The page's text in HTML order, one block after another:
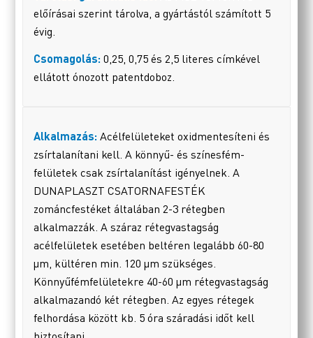
előírásai szerint tárolva, a gyártástól számított 5
évig.
Csomagolás:0,25, 0,75 és 2,5 literes címkével
ellátott ónozott patentdoboz.
Alkalmazás:Acélfelületeket oxidmentesíteni és
zsírtalanítani kell. A könnyű- és színesfém-
felületek csak zsírtalanítást igényelnek. A
DUNAPLASZT CSATORNAFESTÉK
zománcfestéket általában 2-3 rétegben
alkalmazzák. A száraz rétegvastagság
acélfelületek esetében beltéren legalább 60-80
µm, kültéren min. 120 µm szükséges.
Könnyűfémfelületekre 40-60 µm rétegvastagság
alkalmazandó két rétegben. Az egyes rétegek
felhordása között kb. 5 óra száradási időt kell